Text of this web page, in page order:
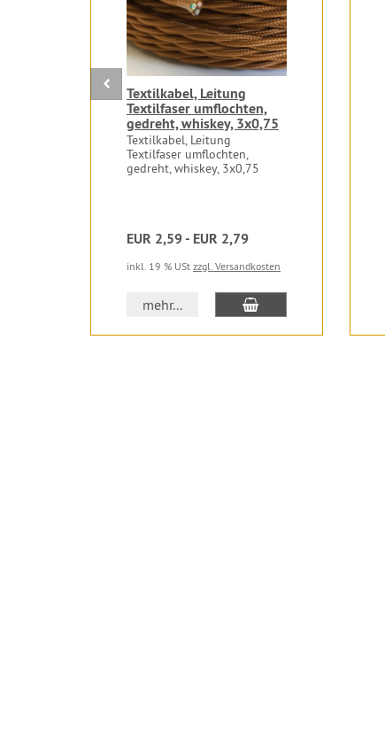
Textilkabel, Leitung
Textilfaser umflochten,
gedreht, whiskey, 3x0,75
Textilkabel, Leitung
Textilfaser umflochten,
gedreht, whiskey, 3x0,75
EUR 2,59 - EUR 2,79
inkl. 19 % USt zzgl. Versandkosten
mehr... In den Warenkorb